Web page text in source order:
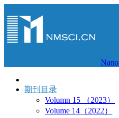
期刊目录
Volumn 15 （2023）
Volume 14（2022）